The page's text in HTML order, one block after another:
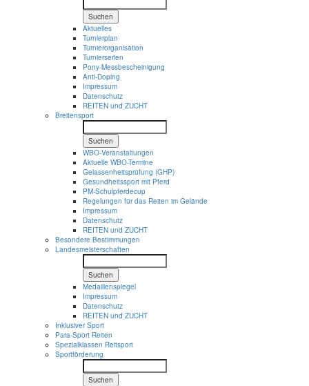
Suchen
Aktuelles
Turnierplan
Turnierorganisation
Turnierserien
Pony-Messbescheinigung
Anti-Doping
Impressum
Datenschutz
REITEN und ZUCHT
Breitensport
Suchen
WBO-Veranstaltungen
Aktuelle WBO-Termine
Gelassenheitsprüfung (GHP)
Gesundheitssport mit Pferd
PM-Schulpferdecup
Regelungen für das Reiten im Gelände
Impressum
Datenschutz
REITEN und ZUCHT
Besondere Bestimmungen
Landesmeisterschaften
Suchen
Medaillenspiegel
Impressum
Datenschutz
REITEN und ZUCHT
Inklusiver Sport
Para-Sport Reiten
Spezialklassen Reitsport
Sportförderung
Suchen